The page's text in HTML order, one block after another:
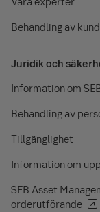
Behandling av
Juridik och
Information om
Behandling av
Tillgänglighet
Information om
SEB Asset
orderutförande